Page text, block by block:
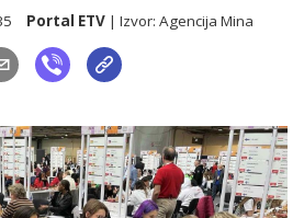
Portal ETV | Izvor:Agencija Mina